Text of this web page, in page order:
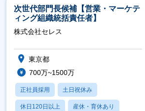
次世代部門長候補【営業・マーケテ
ィング組織統括責任者】
株式会社セレス
東京都
700万~1500万
正社員採用 土日祝休み
休日120日以上 産休・育休あり